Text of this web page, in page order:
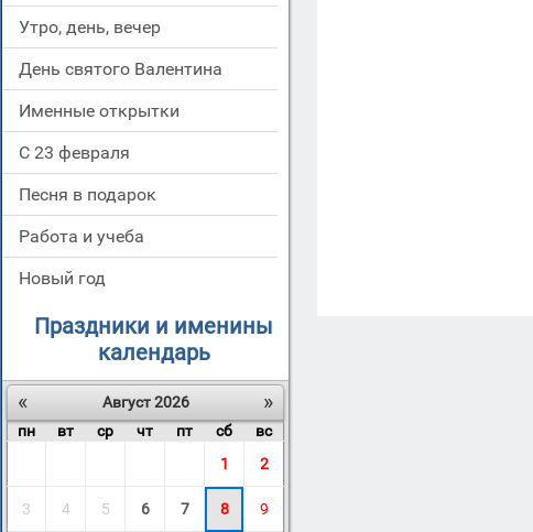
Утро, день, вечер
День святого Валентина
Именные открытки
С 23 февраля
Песня в подарок
Работа и учеба
Новый год
Праздники и именины
календарь
«
»
Август 2026
пн
вт ср чт пт сб
вс
1
2
3 4 5 6 7 8 9